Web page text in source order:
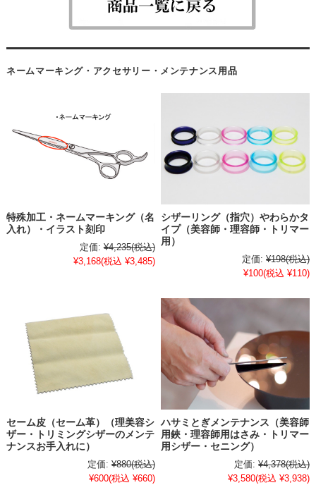
ネームマーキング・アクセサリー・メンテナンス用品
特殊加工・ネームマーキング（名
入れ）・イラスト刻印
定価: ¥4,235(税込)
¥3,168(税込 ¥3,485)
シザーリング（指穴）やわらかタ
イプ（美容師・理容師・トリマー
用）
定価: ¥198(税込)
¥100(税込 ¥110)
セーム皮（セーム革）（理美容シ
ザー・トリミングシザーのメンテ
ナンスお手入れに）
定価: ¥880(税込)
¥600(税込 ¥660)
ハサミとぎメンテナンス（美容師
用鋏・理容師用はさみ・トリマー
用シザー・セニング）
定価: ¥4,378(税込)
¥3,580(税込 ¥3,938)